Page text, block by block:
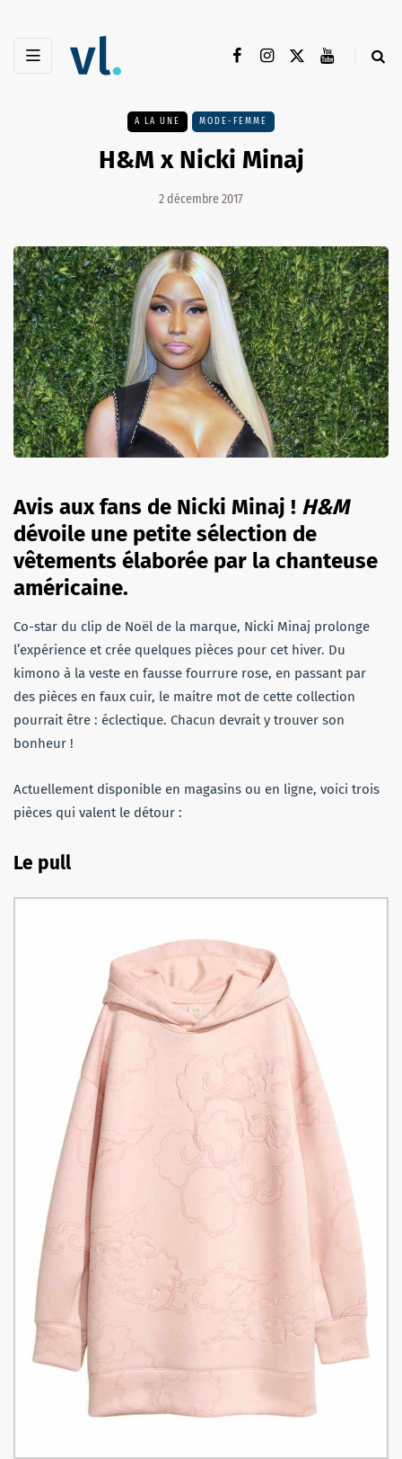
A LA UNE MODE-FEMME
H&M x Nicki Minaj
2 décembre 2017
Avis aux fans de Nicki Minaj ! H&M
dévoile une petite sélection de
vêtements élaborée par la chanteuse
américaine.
Co-star du clip de Noël de la marque, Nicki Minaj prolonge
l’expérience et crée quelques pièces pour cet hiver. Du
kimono à la veste en fausse fourrure rose, en passant par
des pièces en faux cuir, le maitre mot de cette collection
pourrait être : éclectique. Chacun devrait y trouver son
bonheur !
Actuellement disponible en magasins ou en ligne, voici trois
pièces qui valent le détour :
Le pull